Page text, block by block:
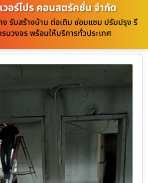
วอร์โปร คอนสตรัคชั่น จำกัด
ง รับสร้างบ้าน ต่อเติม ซ่อมแซม ปรับปรุง รี
บวงจร พร้อมให้บริการทั่วประเทศ